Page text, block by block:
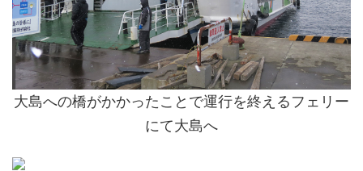
大島への橋がかかったことで運行を終えるフェリー
にて大島へ